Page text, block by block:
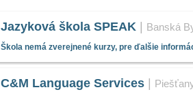
Jazyková škola SPEAK Banská
Škola nemá zverejnené kurzy, pre ďalšie
C&M Language Services